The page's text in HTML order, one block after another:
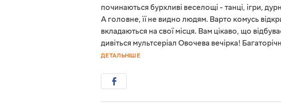
починаються бурхливі веселощі - танці, ігри,
А головне, її не видно людям. Варто комусь
вкладаються на свої місця. Вам цікаво, що
дивіться мультсеріал Овочева вечірка!
ДЕТАЛЬНІШЕ